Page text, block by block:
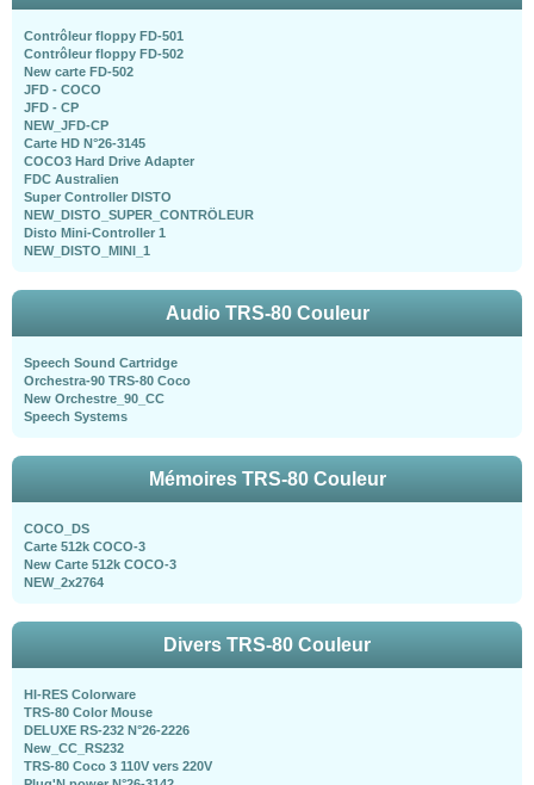
Contrôleur floppy FD-501
Contrôleur floppy FD-502
New carte FD-502
JFD - COCO
JFD - CP
NEW_JFD-CP
Carte HD N°26-3145
COCO3 Hard Drive Adapter
FDC Australien
Super Controller DISTO
NEW_DISTO_SUPER_CONTRÖLEUR
Disto Mini-Controller 1
NEW_DISTO_MINI_1
Audio TRS-80 Couleur
Speech Sound Cartridge
Orchestra-90 TRS-80 Coco
New Orchestre_90_CC
Speech Systems
Mémoires TRS-80 Couleur
COCO_DS
Carte 512k COCO-3
New Carte 512k COCO-3
NEW_2x2764
Divers TRS-80 Couleur
HI-RES Colorware
TRS-80 Color Mouse
DELUXE RS-232 N°26-2226
New_CC_RS232
TRS-80 Coco 3 110V vers 220V